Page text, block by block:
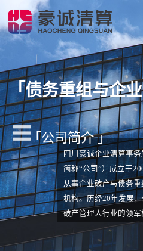
「债务重组与企
「公司简介 」
四川豪诚企业清算事
简称“公司”）成立于
从事企业破产与债务
机构。历经20年发展
破产管理人行业的领
入围四川省高院、贵
院、成都中院等19家